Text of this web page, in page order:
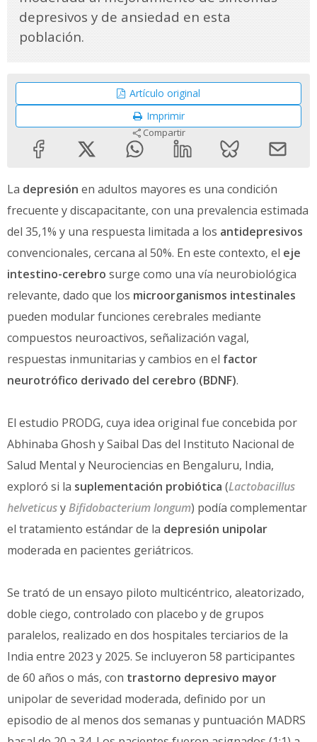
depresivos y de ansiedad en esta
población.
Artículo original
Imprimir
Compartir
La depresión en adultos mayores es una condición
frecuente y discapacitante, con una prevalencia estimada
del 35,1% y una respuesta limitada a los antidepresivos
convencionales, cercana al 50%. En este contexto, el eje
intestino-cerebro surge como una vía neurobiológica
relevante, dado que los microorganismos intestinales
pueden modular funciones cerebrales mediante
compuestos neuroactivos, señalización vagal,
respuestas inmunitarias y cambios en el factor
neurotrófico derivado del cerebro (BDNF).
El estudio PRODG, cuya idea original fue concebida por
Abhinaba Ghosh y Saibal Das del Instituto Nacional de
Salud Mental y Neurociencias en Bengaluru, India,
exploró si la suplementación probiótica (Lactobacillus
helveticusyBifidobacterium longum) podía complementar
el tratamiento estándar de la depresión unipolar
moderada en pacientes geriátricos.
Se trató de un ensayo piloto multicéntrico, aleatorizado,
doble ciego, controlado con placebo y de grupos
paralelos, realizado en dos hospitales terciarios de la
India entre 2023 y 2025. Se incluyeron 58 participantes
de 60 años o más, con trastorno depresivo mayor
unipolar de severidad moderada, definido por un
episodio de al menos dos semanas y puntuación MADRS